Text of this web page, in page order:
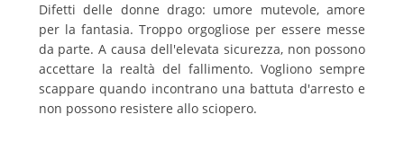
Difetti delle donne drago: umore mutevole, amore
per la fantasia. Troppo orgogliose per essere messe
da parte. A causa dell'elevata sicurezza, non possono
accettare la realtà del fallimento. Vogliono sempre
scappare quando incontrano una battuta d'arresto e
non possono resistere allo sciopero.